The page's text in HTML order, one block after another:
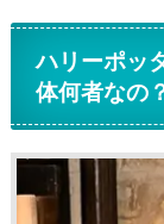
ハリーポッ
体何者なの